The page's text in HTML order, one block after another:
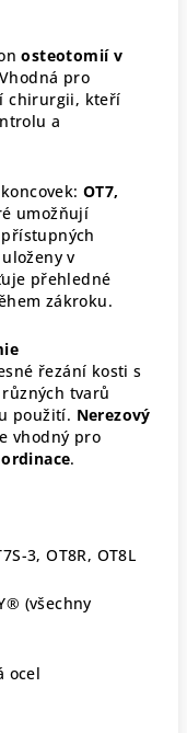
osteotomií v
pro
chirurgii, kteří
a
OT7,
umožňují
v
přehledné
zákroku.
řezání kosti s
tvarů
použití. Nerezový
vhodný pro
.
3, OT8R, OT8L
(všechny
ocel